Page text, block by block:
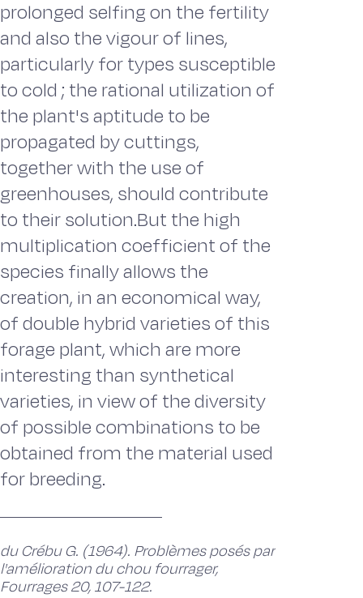
prolonged selfing on the fertility
and also the vigour of lines,
particularly for types susceptible
to cold ; the rational utilization of
the plant's aptitude to be
propagated by cuttings,
together with the use of
greenhouses, should contribute
to their solution.But the high
multiplication coefficient of the
species finally allows the
creation, in an economical way,
of double hybrid varieties of this
forage plant, which are more
interesting than synthetical
varieties, in view of the diversity
of possible combinations to be
obtained from the material used
for breeding.
du Crébu G. (1964). Problèmes posés par
l'amélioration du chou fourrager,
Fourrages 20, 107-122.